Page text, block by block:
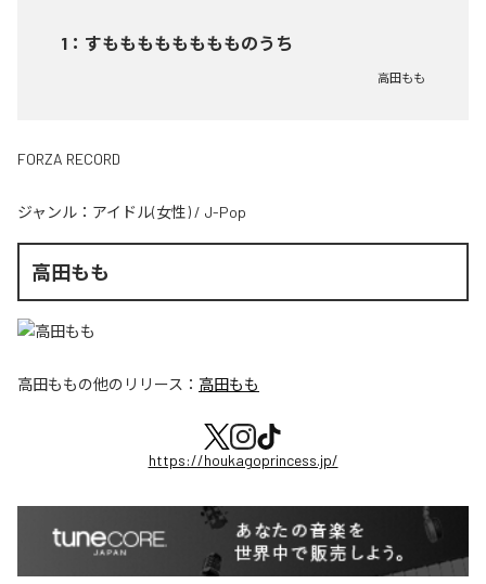
1 ： すもももももももものうち
高田もも
FORZA RECORD
ジャンル： アイドル(女性) / J-Pop
高田もも
高田ももの他のリリース： 高田もも
https://houkagoprincess.jp/